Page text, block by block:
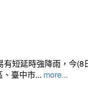
短延時強降雨，今
臺中市... more...